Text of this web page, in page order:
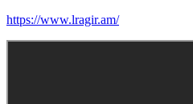
https://www.lragir.am/